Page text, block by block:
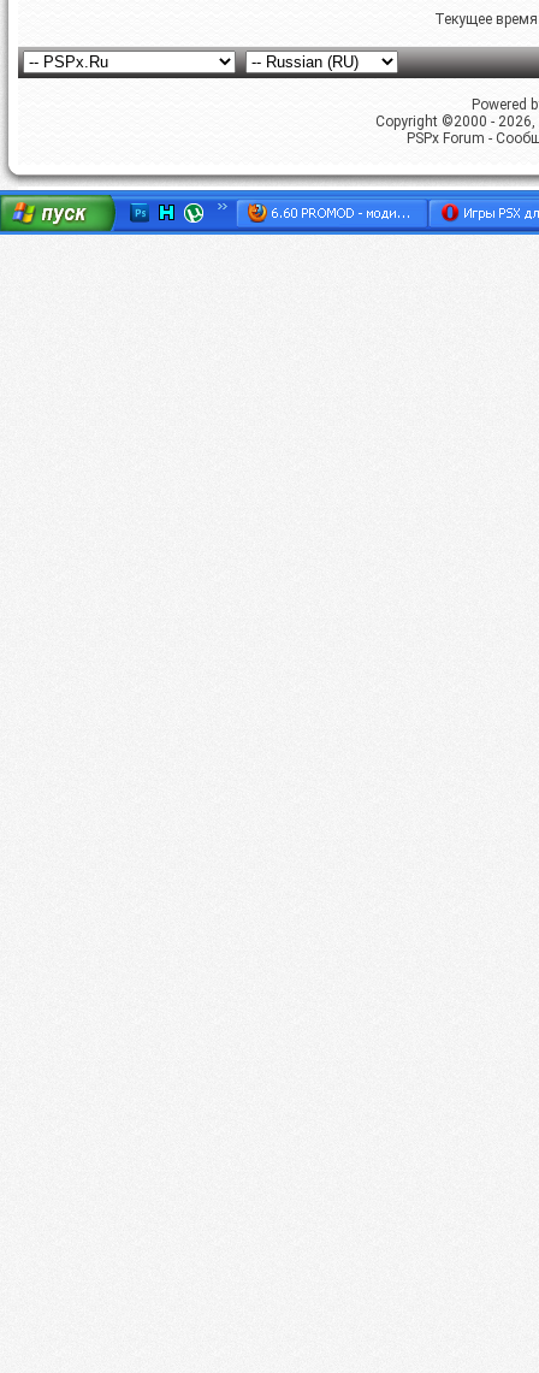
Текущее
Powered
Copyright ©2000 -
PSPx Forum -